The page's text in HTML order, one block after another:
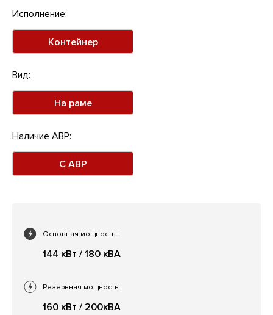
Исполнение:
Контейнер
Вид:
На раме
Наличие АВР:
С АВР
Основная мощность :
144 кВт / 180 кВА
Резервная мощность :
160 кВт / 200кВА